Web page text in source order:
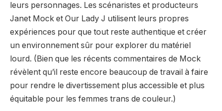
leurs personnages. Les scénaristes et producteurs
Janet Mock et Our Lady J utilisent leurs propres
expériences pour que tout reste authentique et créer
un environnement sûr pour explorer du matériel
lourd. (Bien que les récents commentaires de Mock
révèlent qu’il reste encore beaucoup de travail à faire
pour rendre le divertissement plus accessible et plus
équitable pour les femmes trans de couleur.)